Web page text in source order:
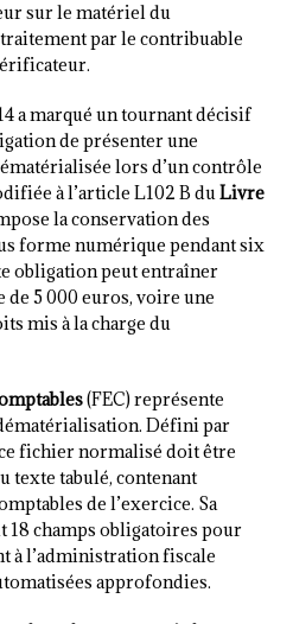
sur le matériel du
par le contribuable
a marqué un tournant décisif
de présenter une
lors d’un contrôle
à l’article L102 B duLivre
la conservation des
forme numérique pendant six
obligation peut entraîner
de 5 000 euros, voire une
mis à la charge du
(FEC) représente
Défini par
fichier normalisé doit être
texte tabulé, contenant
de l’exercice. Sa
champs obligatoires pour
à l’administration fiscale
approfondies.